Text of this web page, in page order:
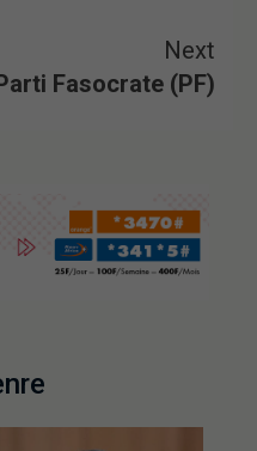
Next
Fasocrate (PF)